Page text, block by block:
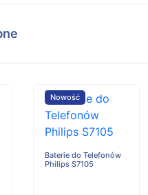
Nowość
Baterie do Telefonów
Philips S7105